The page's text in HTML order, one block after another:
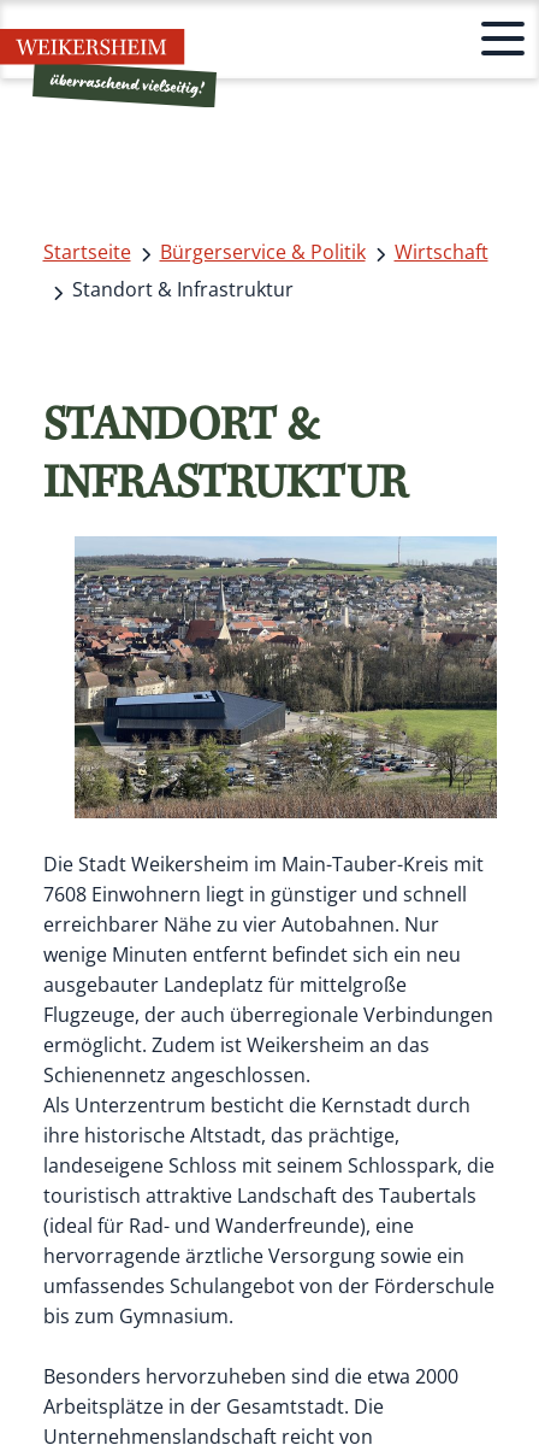
Startseite Bürgerservice & Politik
Wirtschaft
Standort & Infrastruktur
STANDORT &
INFRASTRUKTUR
Die Stadt Weikersheim im Main-Tauber-Kreis mit
7608 Einwohnern liegt in günstiger und schnell
erreichbarer Nähe zu vier Autobahnen. Nur
wenige Minuten entfernt befindet sich ein neu
ausgebauter Landeplatz für mittelgroße
Flugzeuge, der auch überregionale Verbindungen
ermöglicht. Zudem ist Weikersheim an das
Schienennetz angeschlossen.
Als Unterzentrum besticht die Kernstadt durch
ihre historische Altstadt, das prächtige,
landeseigene Schloss mit seinem Schlosspark, die
touristisch attraktive Landschaft des Taubertals
(ideal für Rad- und Wanderfreunde), eine
hervorragende ärztliche Versorgung sowie ein
umfassendes Schulangebot von der Förderschule
bis zum Gymnasium.
Besonders hervorzuheben sind die etwa 2000
Arbeitsplätze in der Gesamtstadt. Die
Unternehmenslandschaft reicht von